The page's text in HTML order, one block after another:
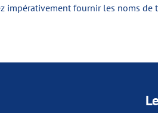
impérativement fournir les noms de